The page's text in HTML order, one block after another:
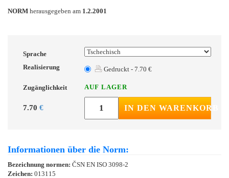
NORM herausgegeben am 1.2.2001
Sprache
Realisierung
Gedruckt - 7.70 €
Zugänglichkeit AUF LAGER
7.70 € IN DEN WARENKORB
Informationen über die Norm:
Bezeichnung normen: ČSN EN ISO 3098-2
Zeichen: 013115